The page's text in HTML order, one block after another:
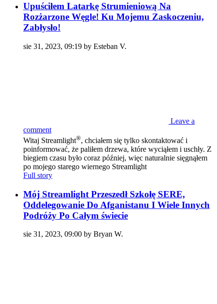
Upuściłem Latarkę Strumieniową Na
Rozżarzone Węgle! Ku Mojemu Zaskoczeniu,
Zabłysło!
sie 31, 2023, 09:19 by Esteban V.
Leave a
comment
Witaj Streamlight®, chciałem się tylko skontaktować i
poinformować, że paliłem drzewa, które wyciąłem i uschły. Z
biegiem czasu było coraz później, więc naturalnie sięgnąłem
po mojego starego wiernego Streamlight
Full story
Mój Streamlight Przeszedł Szkołę SERE,
Oddelegowanie Do Afganistanu I Wiele Innych
Podróży Po Całym świecie
sie 31, 2023, 09:00 by Bryan W.